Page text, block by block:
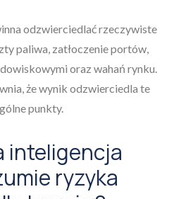
odzwierciedlać rzeczywiste
paliwa, zatłoczenie portów,
oraz wahań rynku.
że wynik odzwierciedla te
punkty.
inteligencja
ryzyka